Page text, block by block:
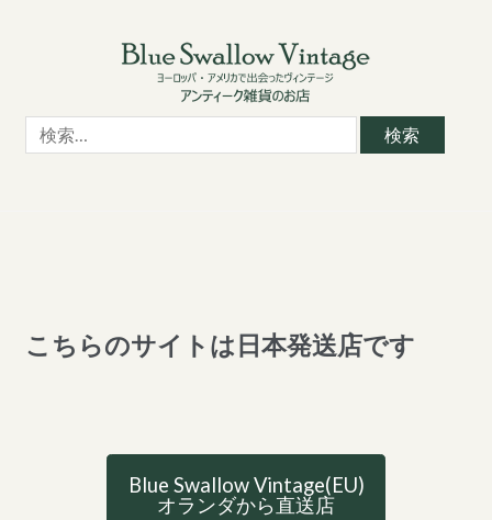
検
索:
こちらのサイトは日本発送店です
Blue Swallow Vintage(EU)
オランダから直送店